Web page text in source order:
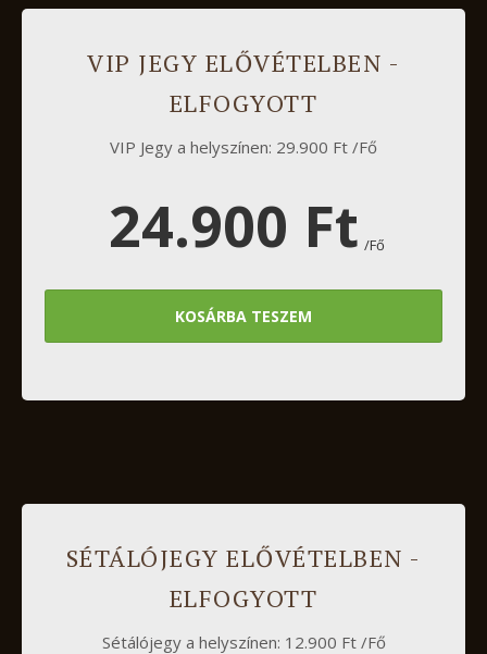
VIP JEGY ELŐVÉTELBEN -
ELFOGYOTT
VIP Jegy a helyszínen: 29.900 Ft /Fő
24.900 Ft /Fő
KOSÁRBA TESZEM
SÉTÁLÓJEGY ELŐVÉTELBEN -
ELFOGYOTT
Sétálójegy a helyszínen: 12.900 Ft /Fő